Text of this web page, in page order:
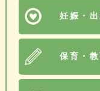
妊娠・出
保育・教